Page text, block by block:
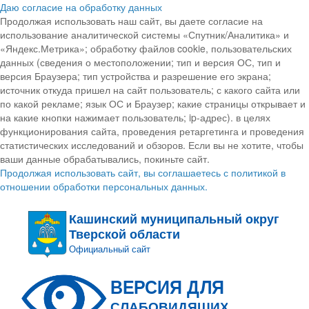
Даю согласие на обработку данных
Продолжая использовать наш сайт, вы даете согласие на
использование аналитической системы «Спутник/Аналитика» и
«Яндекс.Метрика»; обработку файлов cookie, пользовательских
данных (сведения о местоположении; тип и версия ОС, тип и
версия Браузера; тип устройства и разрешение его экрана;
источник откуда пришел на сайт пользователь; с какого сайта или
по какой рекламе; язык ОС и Браузер; какие страницы открывает и
на какие кнопки нажимает пользователь; ip-адрес). в целях
функционирования сайта, проведения ретаргетинга и проведения
статистических исследований и обзоров. Если вы не хотите, чтобы
ваши данные обрабатывались, покиньте сайт.
Продолжая использовать сайт, вы соглашаетесь с политикой в
отношении обработки персональных данных.